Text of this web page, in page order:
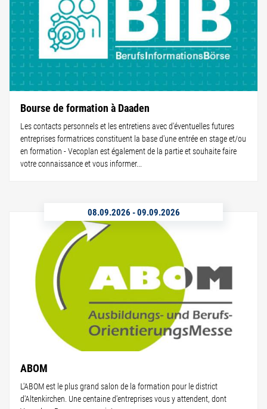
Bourse de formation à Daaden
Les contacts personnels et les entretiens avec d'éventuelles futures
entreprises formatrices constituent la base d'une entrée en stage et/ou
en formation - Vecoplan est également de la partie et souhaite faire
votre connaissance et vous informer...
08.09.2026 -09.09.2026
ABOM
L'ABOM est le plus grand salon de la formation pour le district
d'Altenkirchen. Une centaine d'entreprises vous y attendent, dont